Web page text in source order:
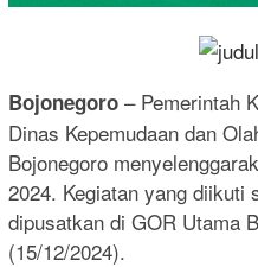
Bojonegoro – Pemerintah
Dinas Kepemudaan dan
Bojonegoro
2024. Kegiatan yang diikuti
dipusatkan di GOR Utama
(15/12/2024).